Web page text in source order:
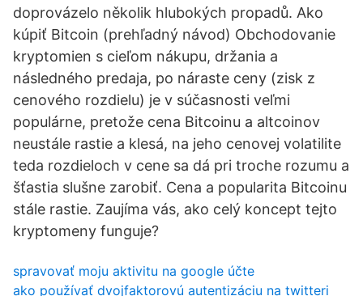
doprovázelo několik hlubokých propadů. Ako
kúpiť Bitcoin (prehľadný návod) Obchodovanie
kryptomien s cieľom nákupu, držania a
následného predaja, po náraste ceny (zisk z
cenového rozdielu) je v súčasnosti veľmi
populárne, pretože cena Bitcoinu a altcoinov
neustále rastie a klesá, na jeho cenovej volatilite
teda rozdieloch v cene sa dá pri troche rozumu a
šťastia slušne zarobiť. Cena a popularita Bitcoinu
stále rastie. Zaujíma vás, ako celý koncept tejto
kryptomeny funguje?
spravovať moju aktivitu na google účte
ako používať dvojfaktorovú autentizáciu na twitteri